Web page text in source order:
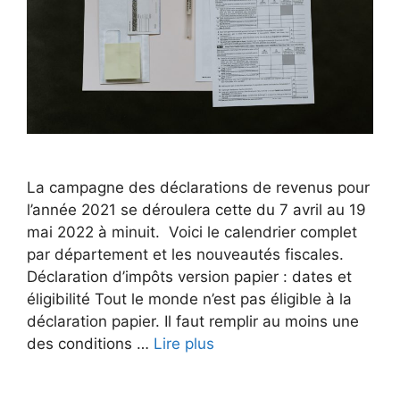
La campagne des déclarations de revenus pour
l’année 2021 se déroulera cette du 7 avril au 19
mai 2022 à minuit. Voici le calendrier complet
par département et les nouveautés fiscales.
Déclaration d’impôts version papier : dates et
éligibilité Tout le monde n’est pas éligible à la
déclaration papier. Il faut remplir au moins une
des conditions … Lire plus